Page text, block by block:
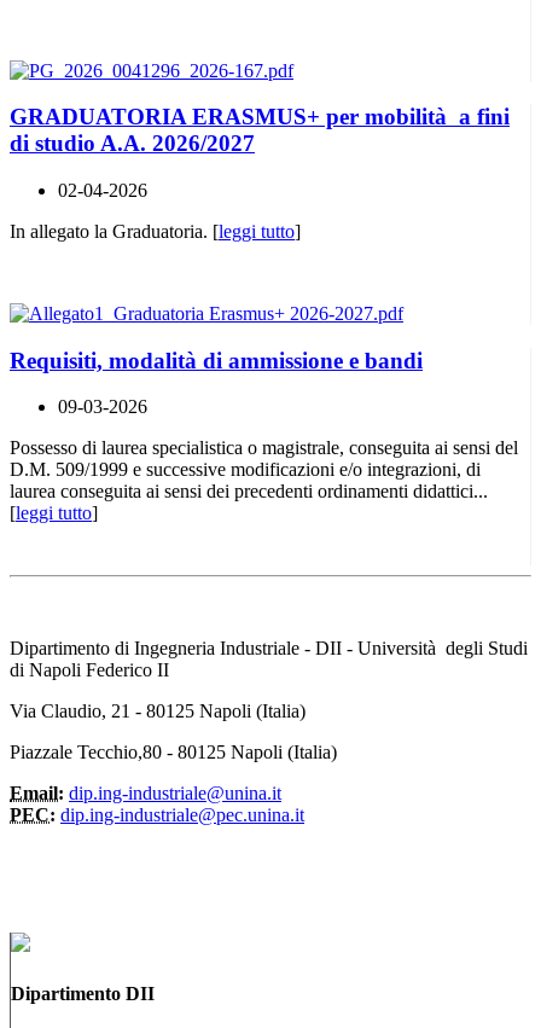
GRADUATORIA ERASMUS+ per mobilità a fini
di studio A.A. 2026/2027
02-04-2026
In allegato la Graduatoria. [leggi tutto]
Requisiti, modalità di ammissione e bandi
09-03-2026
Possesso di laurea specialistica o magistrale, conseguita ai sensi del
D.M. 509/1999 e successive modificazioni e/o integrazioni, di
laurea conseguita ai sensi dei precedenti ordinamenti didattici...
[leggi tutto]
Dipartimento di Ingegneria Industriale - DII - Università degli Studi
di Napoli Federico II
Via Claudio, 21 - 80125 Napoli (Italia)
Piazzale Tecchio,80 - 80125 Napoli (Italia)
Email: dip.ing-industriale@unina.it
PEC: dip.ing-industriale@pec.unina.it
Dipartimento DII